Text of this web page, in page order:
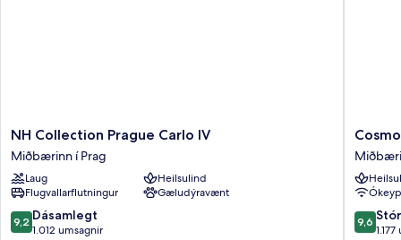
NH
Collection
Prague
Carlo
IV
Miðbærinn
í
NH Collection Prague Carlo IV
Miðbærinn í Prag
Laug
Heilsulind
Flugvallarflutningur
Gæludýravænt
9.2
af
9,2 Dásamlegt
1.012 umsagnir
Hotel
Prague
í
Prag
9.6
af
9,6